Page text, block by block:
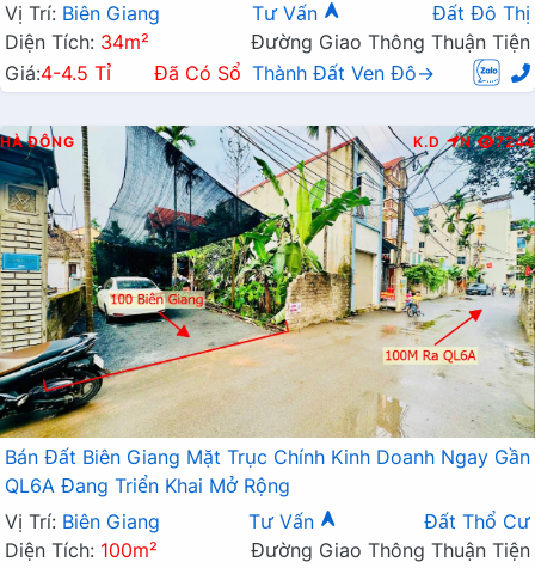
Vị Trí: Biên Giang Tư Vấn
Đất Đô Thị
Diện Tích: 34m²
Đường Giao Thông Thuận Tiện
Giá:4-4.5 Tỉ Đã Có Sổ Thành Đất Ven Đô→
HÀ ĐÔNG K.D N 7244
Bán Đất Biên Giang Mặt Trục Chính Kinh Doanh Ngay Gần
QL6A Đang Triển Khai Mở Rộng
Vị Trí: Biên Giang Tư Vấn
Đất Thổ Cư
Diện Tích: 100m²
Đường Giao Thông Thuận Tiện